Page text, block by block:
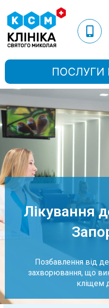
ПОСЛУГИ
Лікування
Позбавлення від
захворювання, що
кліщем